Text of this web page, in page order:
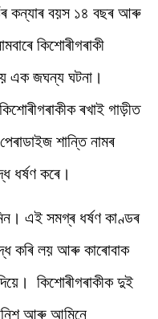
কন্যাৰ বয়স ১৪ বছৰ আৰু
কিশোৰীগৰাকী
এক জঘন্য ঘটনা।
ৰখাই গাড়ীত
শান্তি নামৰ
ধৰ্ষণ কৰে।
এই সমগ্ৰ ধৰ্ষণ কাণ্ডৰ
কৰি লয় আৰু কাৰোবাক
কিশোৰীগৰাকীক দুই
আৰু আমিনে